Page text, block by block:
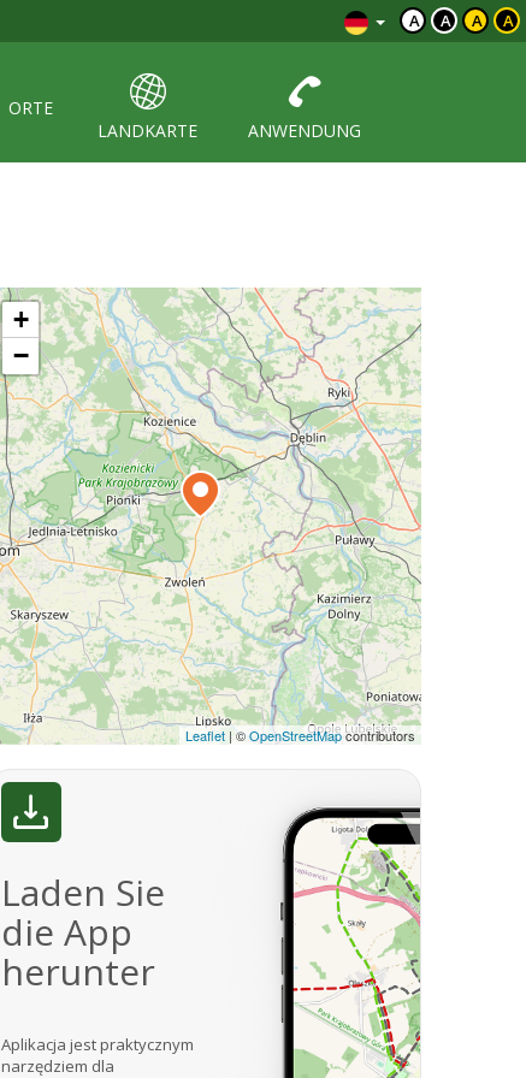
A A A A
ORTE
LANDKARTE
ANWENDUNG
+
−
Leaflet | ©OpenStreetMapcontributors
Laden Sie
die App
herunter
Aplikacja jest praktycznym
narzędziem dla